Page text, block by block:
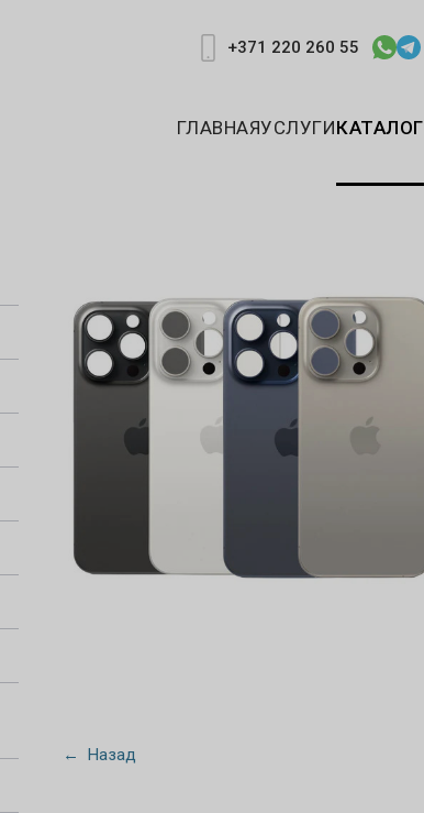
+371 220 260 55
ГЛАВНАЯУСЛУГИКАТАЛОГ
← Назад